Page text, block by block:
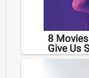
8
Give Us